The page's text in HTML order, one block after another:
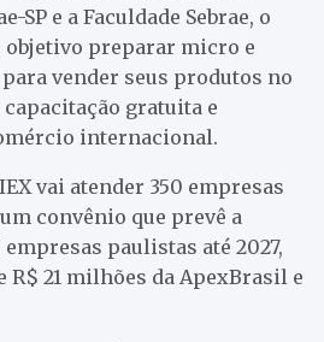
SP e a Faculdade Sebrae, o
preparar micro e
vender seus produtos no
gratuita e
internacional.
vai atender 350 empresas
convênio que prevê a
paulistas até 2027,
21 milhões da ApexBrasil e